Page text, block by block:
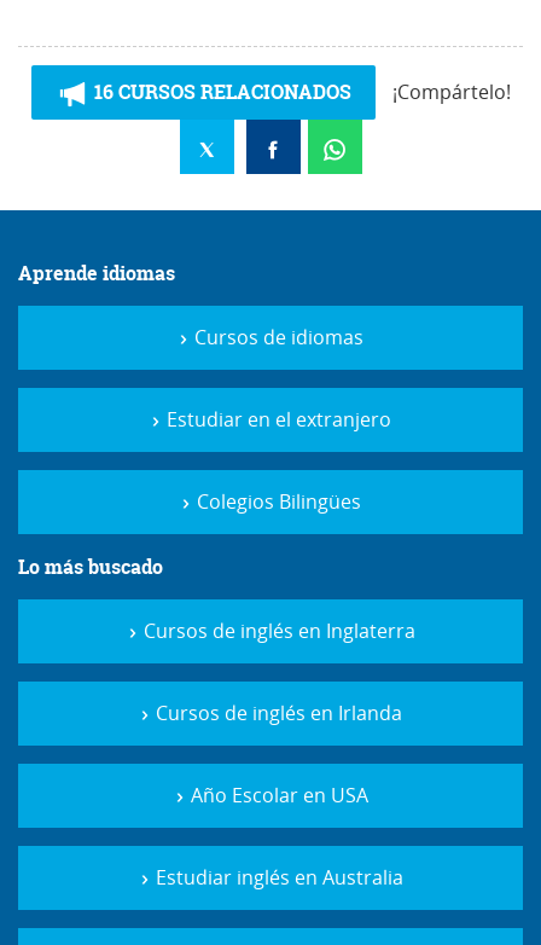
16 CURSOS RELACIONADOS ¡Compártelo!
Aprende idiomas
Cursos de idiomas
Estudiar en el extranjero
Colegios Bilingües
Lo más buscado
Cursos de inglés en Inglaterra
Cursos de inglés en Irlanda
Año Escolar en USA
Estudiar inglés en Australia